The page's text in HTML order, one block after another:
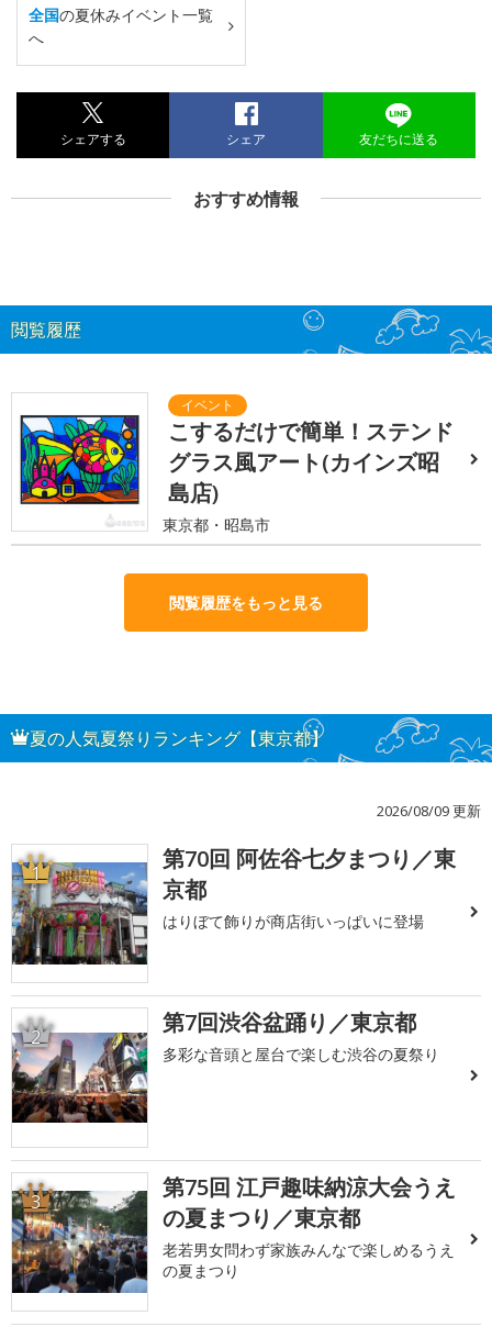
全国の夏休みイベント一覧
へ
シェアする シェア 友だちに送る
おすすめ情報
閲覧履歴
こするだけで簡単！ステンド
グラス風アート(カインズ昭
島店)
東京都・昭島市
閲覧履歴をもっと見る
夏の人気夏祭りランキング【東京都】
2026/08/09 更新
1
第70回 阿佐谷七夕まつり／東
京都
はりぼて飾りが商店街いっぱいに登場
2 第7回渋谷盆踊り／東京都
多彩な音頭と屋台で楽しむ渋谷の夏祭り
3
第75回 江戸趣味納涼大会うえ
の夏まつり／東京都
老若男女問わず家族みんなで楽しめるうえ
の夏まつり